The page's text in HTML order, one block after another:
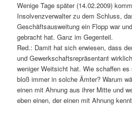
Wenige Tage später (14.02.2009)
Insolvenzverwalter zu dem Schluss,
Geschäftsausweitung ein Flopp war
gebracht hat. Ganz im Gegenteil.
Red.: Damit hat sich erwiesen, dass
und Gewerkschaftsrepräsentant
weniger Weitsicht hat. Wie schaffen
bloß immer in solche Ämter? Warum
einen mit Ahnung aus ihrer Mitte und
eben einen, der einen mit Ahnung